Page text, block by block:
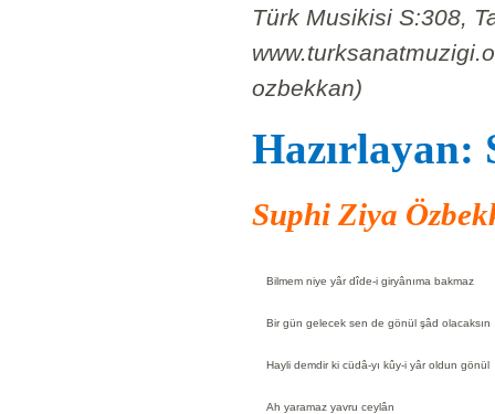
Türk Musikisi S:308,
ozbekkan)
Hazırlayan:
Suphi Ziya
Bilmem niye yâr dîde-i giryânıma bakmaz
Bir gün gelecek sen de gönül şâd olacaksın
Hayli demdir ki cüdâ-yı kûy-i yâr oldun gönül
Ah yaramaz yavru ceylân